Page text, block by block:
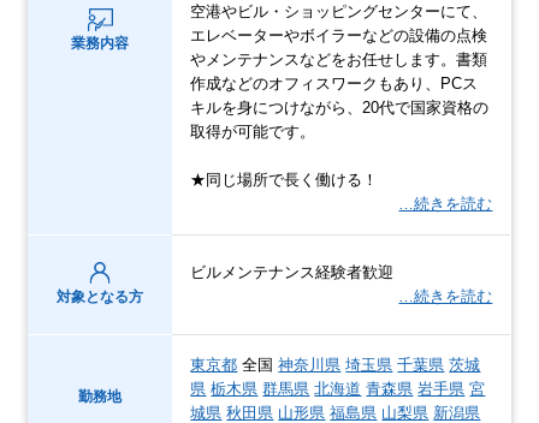
業務内容
空港やビル・ショッピングセンターにて、
エレベーターやボイラーなどの設備の点検
やメンテナンスなどをお任せします。書類
作成などのオフィスワークもあり、PCス
キルを身につけながら、20代で国家資格の
取得が可能です。
★同じ場所で長く働ける！
…続きを読む
対象となる方
ビルメンテナンス経験者歓迎
…続きを読む
勤務地
東京都 全国神奈川県 埼玉県 千葉県 茨城
県 栃木県 群馬県 北海道 青森県 岩手県 宮
城県 秋田県 山形県 福島県 山梨県 新潟県